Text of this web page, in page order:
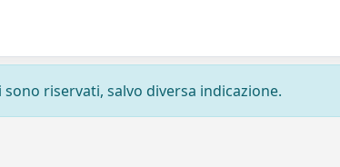
riservati, salvo diversa indicazione.